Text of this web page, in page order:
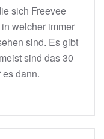
sich Freevee
welcher immer
sind. Es gibt
sind das 30
dann.